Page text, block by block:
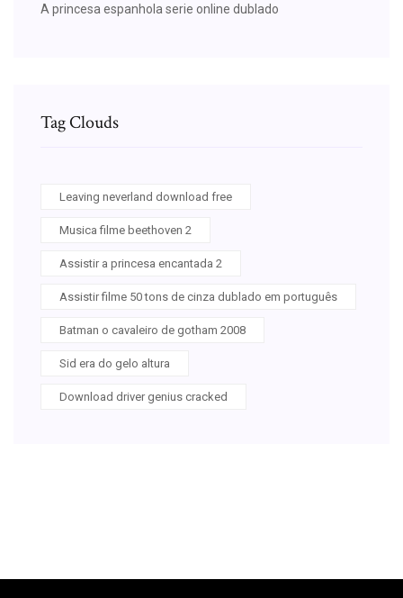
A princesa espanhola serie online dublado
Tag Clouds
Leaving neverland download free
Musica filme beethoven 2
Assistir a princesa encantada 2
Assistir filme 50 tons de cinza dublado em português
Batman o cavaleiro de gotham 2008
Sid era do gelo altura
Download driver genius cracked